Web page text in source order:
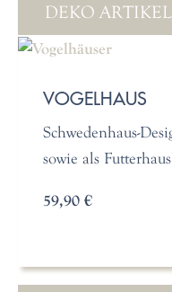
DEKO ARTIKEL
VOGELHAUS
Schwedenhaus-
sowie als Futterhaus
59,90 €